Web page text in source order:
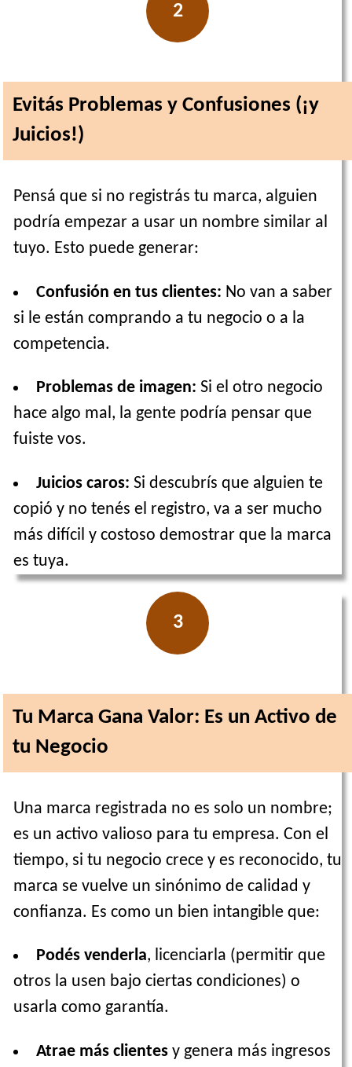
2
Evitás Problemas y Confusiones (¡y
Juicios!)
Pensá que si no registrás tu marca, alguien
podría empezar a usar un nombre similar al
tuyo. Esto puede generar:
Confusión en tus clientes: No van a saber
si le están comprando a tu negocio o a la
competencia.
Problemas de imagen: Si el otro negocio
hace algo mal, la gente podría pensar que
fuiste vos.
Juicios caros: Si descubrís que alguien te
copió y no tenés el registro, va a ser mucho
más difícil y costoso demostrar que la marca
es tuya.
3
Tu Marca Gana Valor: Es un Activo de
tu Negocio
Una marca registrada no es solo un nombre;
es un activo valioso para tu empresa. Con el
tiempo, si tu negocio crece y es reconocido, tu
marca se vuelve un sinónimo de calidad y
confianza. Es como un bien intangible que:
Podés venderla, licenciarla (permitir que
otros la usen bajo ciertas condiciones) o
usarla como garantía.
Atrae más clientes y genera más ingresos